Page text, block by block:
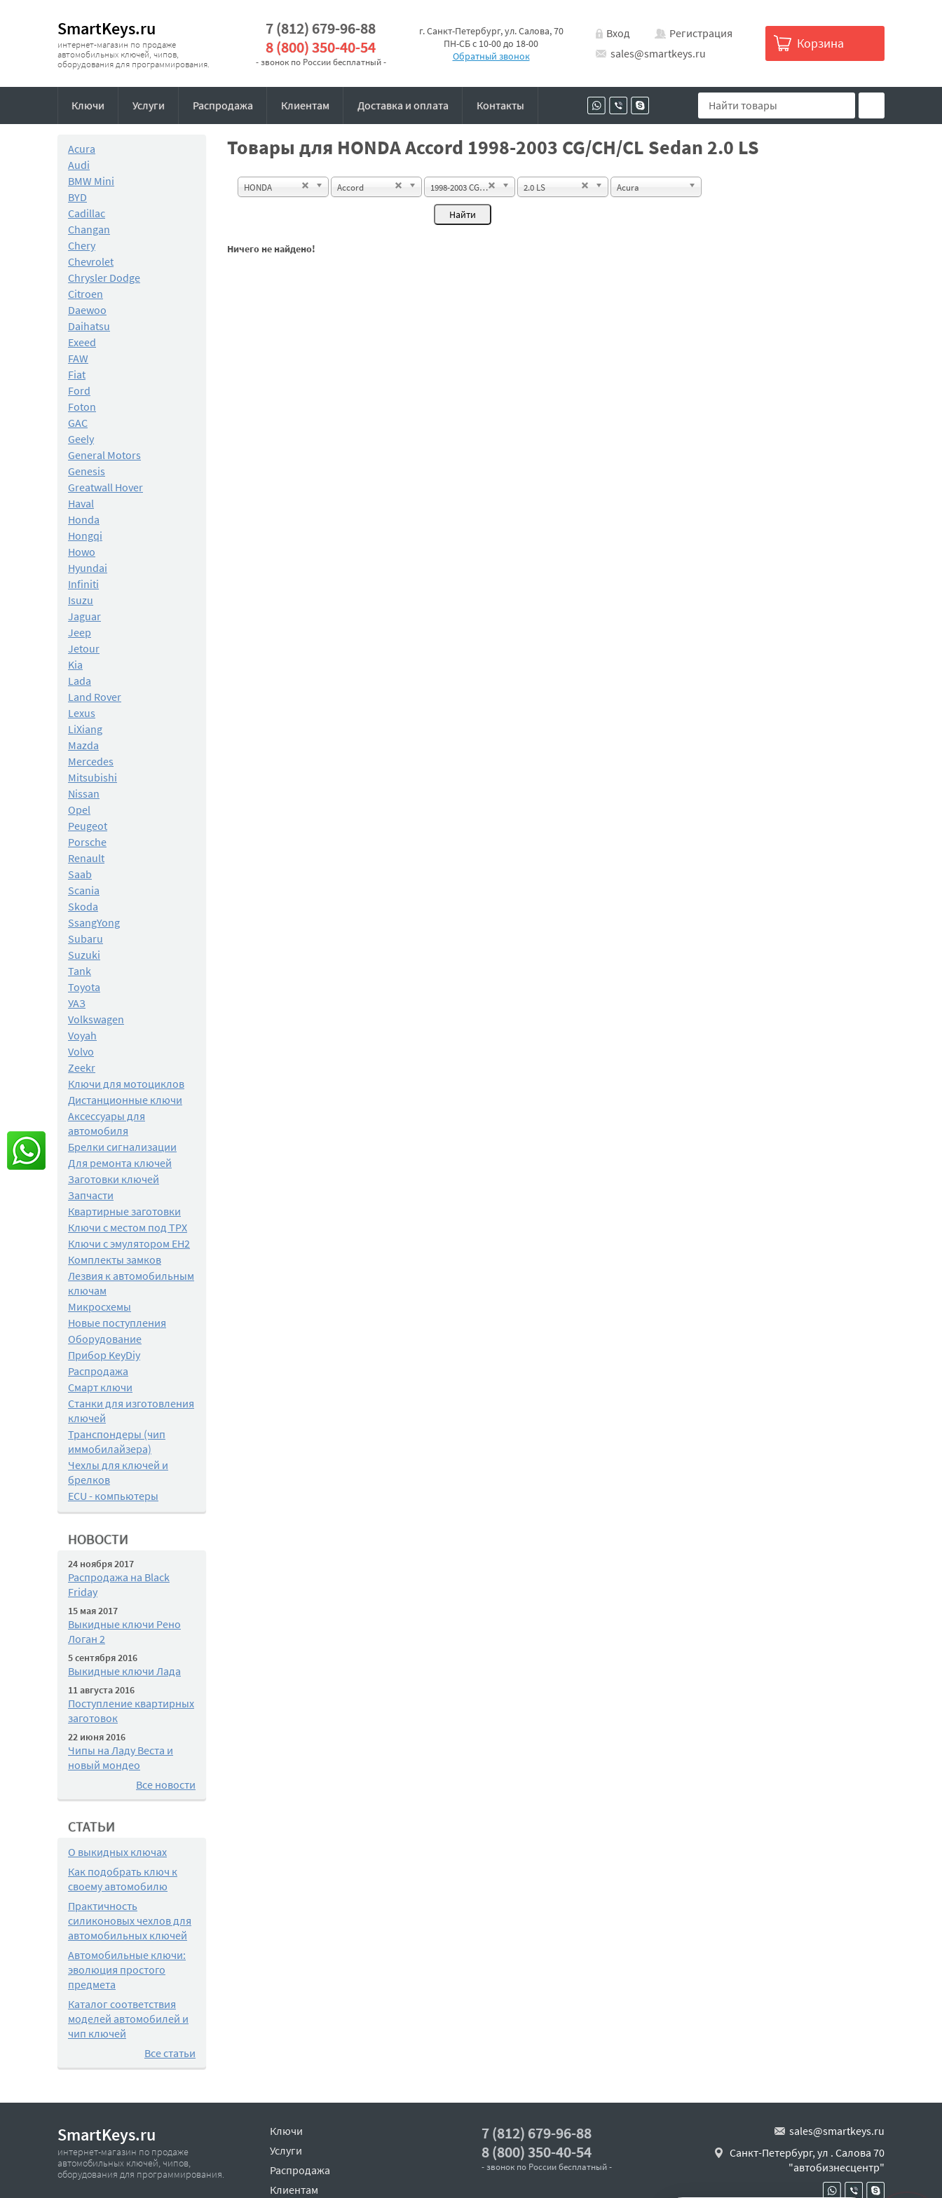
SmartKeys.ru
интернет-магазин по продаже
автомобильных ключей, чипов,
оборудования для программирования.
7 (812) 679-96-88
8 (800) 350-40-54
- звонок по России бесплатный -
г. Санкт-Петербург, ул. Салова, 70
ПН-СБ с 10-00 до 18-00
Обратный звонок
Вход
Регистрация
sales@smartkeys.ru
Корзина
Ключи Услуги Распродажа Клиентам Доставка и оплата Контакты
Acura
Audi
BMW Mini
BYD
Cadillac
Changan
Chery
Chevrolet
Chrysler Dodge
Citroen
Daewoo
Daihatsu
Exeed
FAW
Fiat
Ford
Foton
GAC
Geely
General Motors
Genesis
Greatwall Hover
Haval
Honda
Hongqi
Howo
Hyundai
Infiniti
Isuzu
Jaguar
Jeep
Jetour
Kia
Lada
Land Rover
Lexus
LiXiang
Mazda
Mercedes
Mitsubishi
Nissan
Opel
Peugeot
Porsche
Renault
Saab
Scania
Skoda
SsangYong
Subaru
Suzuki
Tank
Toyota
УАЗ
Volkswagen
Voyah
Volvo
Zeekr
Ключи для мотоциклов
Дистанционные ключи
Аксессуары для
автомобиля
Брелки сигнализации
Для ремонта ключей
Заготовки ключей
Запчасти
Квартирные заготовки
Ключи с местом под TPX
Ключи с эмулятором EH2
Комплекты замков
Лезвия к автомобильным
ключам
Микросхемы
Новые поступления
Оборудование
Прибор KeyDiy
Распродажа
Смарт ключи
Станки для изготовления
ключей
Транспондеры (чип
иммобилайзера)
Чехлы для ключей и
брелков
ECU - компьютеры
НОВОСТИ
24 ноября 2017
Распродажа на Black
Friday
15 мая 2017
Выкидные ключи Рено
Логан 2
5 сентября 2016
Выкидные ключи Лада
11 августа 2016
Поступление квартирных
заготовок
22 июня 2016
Чипы на Ладу Веста и
новый мондео
Все новости
СТАТЬИ
О выкидных ключах
Как подобрать ключ к
своему автомобилю
Практичность
силиконовых чехлов для
автомобильных ключей
Автомобильные ключи:
эволюция простого
предмета
Каталог соответствия
моделей автомобилей и
чип ключей
Все статьи
Товары для HONDA Accord 1998-2003 CG/CH/CL Sedan 2.0 LS
HONDA Accord 1998-2003 CG/CH/CL Sedan 2.0 LS Acura
Ничего не найдено!
SmartKeys.ru
интернет-магазин по продаже
автомобильных ключей, чипов,
оборудования для программирования.
Ключи
Услуги
Распродажа
Клиентам
7 (812) 679-96-88
8 (800) 350-40-54
- звонок по России бесплатный -
sales@smartkeys.ru
Санкт-Петербург, ул . Салова 70
"автобизнесцентр"